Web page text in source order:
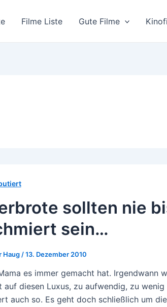
Filme Liste Gute Filme
sollten nie
sein…
Haug /13. Dezember 2010
es immer gemacht hat. Irgendwann
auf diesen Luxus, zu aufwendig, zu wenig
auch so. Es geht doch schließlich um